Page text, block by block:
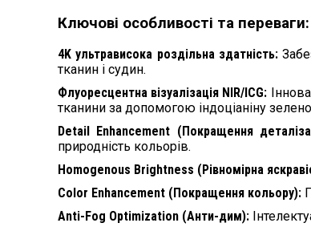
Ключові особливості та переваги:
4K ультрависока роздільна здатність:
тканин і судин.
Флуоресцентна візуалізація NIR/ICG:
тканини за допомогою індоціаніну
Detail Enhancement (Покращення
природність кольорів.
Homogenous Brightness (Рівномірна
Color Enhancement (Покращення кольору):
Anti-Fog Optimization (Анти-дим):